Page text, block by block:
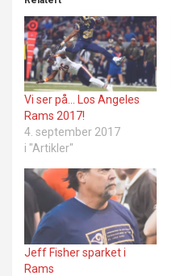
Vi ser på… Los Angeles
Rams 2017!
4. september 2017
i "Artikler"
Jeff Fisher sparket i
Rams